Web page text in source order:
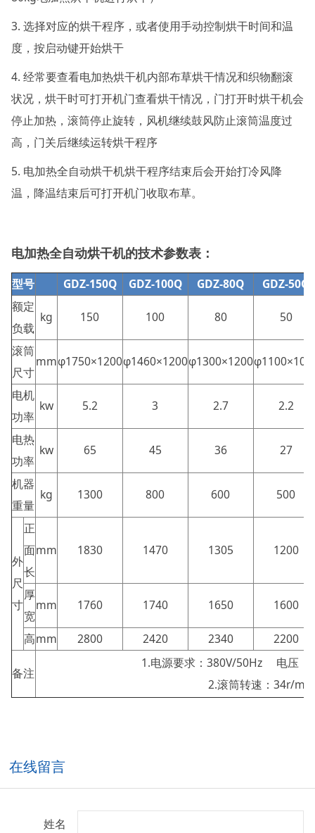
3. 选择对应的烘干程序，或者使用手动控制烘干时间和温
度，按启动键开始烘干
4. 经常要查看电加热烘干机内部布草烘干情况和织物翻滚
状况，烘干时可打开机门查看烘干情况，门打开时烘干机会
停止加热，滚筒停止旋转，风机继续鼓风防止滚筒温度过
高，门关后继续运转烘干程序
5. 电加热全自动烘干机烘干程序结束后会开始打冷风降
温，降温结束后可打开机门收取布草。
电加热全自动烘干机的技术参数表：
型号 GDZ-150Q GDZ-100Q GDZ-80Q
GDZ-50Q
额定
负载
kg 150 100 80 50
滚筒
尺寸
mmφ1750×1200φ1460×1200φ1300×1200
电机
功率
kw 5.2 3 2.7 2.2
电热
功率
kw 65 45 36 27
机器
重量
kg 1300 800 600 500
外
尺
寸
正
面
长
mm 1830 1470 1305 1200
厚
宽
mm 1760 1740 1650 1600
高mm 2800 2420 2340 2200
备注
1.电源要求：380V/50Hz 电压
2.滚筒转速：34r/min
在线留言
姓名